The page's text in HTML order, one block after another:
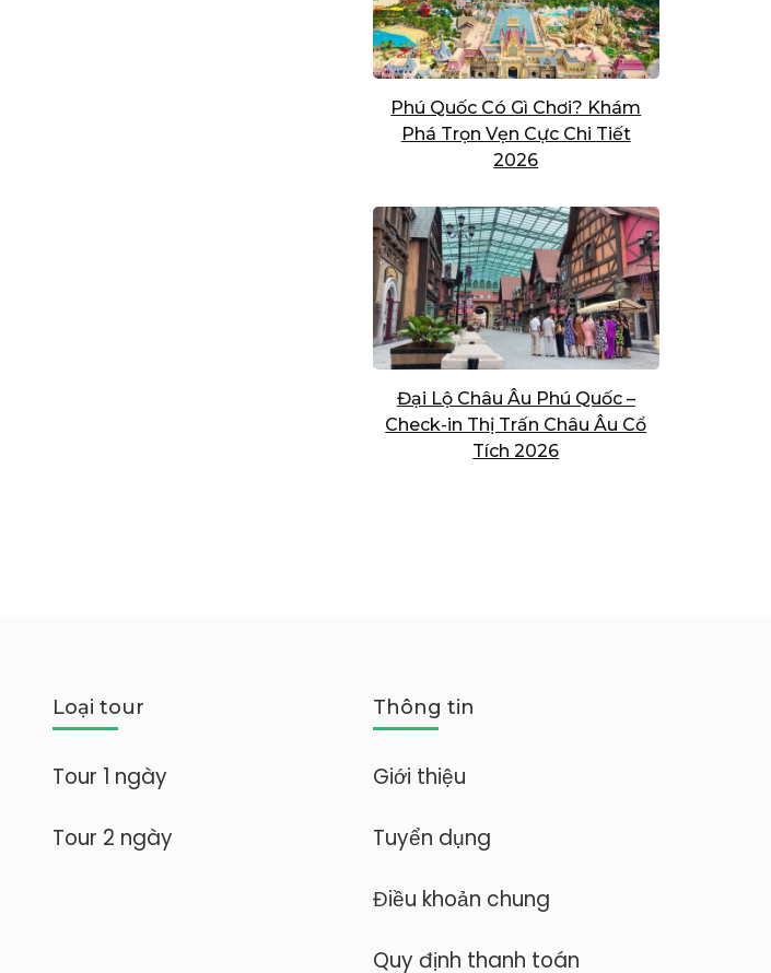
Phú Quốc Có Gì Chơi? Khám
Phá Trọn Vẹn Cực Chi Tiết
2026
Đại Lộ Châu Âu Phú Quốc –
Check-in Thị Trấn Châu Âu Cổ
Tích 2026
Loại tour
Tour 1 ngày
Tour 2 ngày
Thông tin
Giới thiệu
Tuyển dụng
Điều khoản chung
Quy định thanh toán